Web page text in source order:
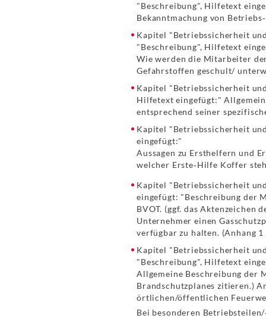
"Beschreibung", Hilfetext
Bekanntmachung von
Kapitel "Betriebssicherheit
"Beschreibung", Hilfetext
Wie werden die Mitarbeiter
Gefahrstoffen geschult/
Kapitel "Betriebssicherheit
Hilfetext eingefügt:"
entsprechend seiner
Kapitel "Betriebssicherheit
eingefügt:"
Aussagen zu Ersthelfern und
welcher Erste‐Hilfe Koffer
Kapitel "Betriebssicherheit
eingefügt: "Beschreibung der
BVOT. (ggf. das Aktenzeichen
Unternehmer einen
verfügbar zu halten. (Anhang
Kapitel "Betriebssicherheit
"Beschreibung", Hilfetext
Allgemeine Beschreibung der
Brandschutzplanes zitieren.)
örtlichen/öffentlichen
Bei besonderen